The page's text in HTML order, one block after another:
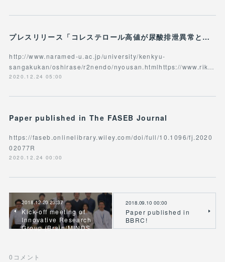
プレスリリース「コレステロール高値が尿酸排泄異常と関連」
http://www.naramed-u.ac.jp/university/kenkyu-
sangakukan/oshirase/r2nendo/nyousan.htmlhttps://www.rik…
2020.12.24 05:00
Paper published in The FASEB Journal
https://faseb.onlinelibrary.wiley.com/doi/full/10.1096/fj.2020
02077R
2020.12.24 00:00
2018.12.20 23:37
Kick-off meeting of
Innovative Research
Group (Brain/MINDS …
2018.09.10 00:00
Paper published in
BBRC!
0 コメント